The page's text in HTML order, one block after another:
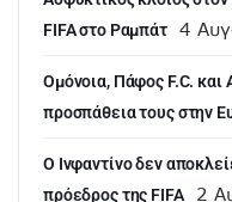
FIFA στο Ραμπάτ
4
Ομόνοια, Πάφος F.C.
προσπάθεια τους στην
Ο Ινφαντίνο δεν
πρόεδρος της FIFA
2